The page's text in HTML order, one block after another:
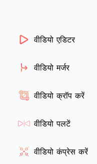
वीडियो एडिटर
वीडियो मर्जर
वीडियो क्रॉप करें
वीडियो पलटें
वीडियो कंप्रेस करें